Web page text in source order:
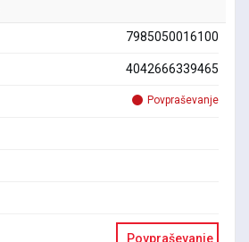
7985050016100
4042666339465
Povpraševanje
Povpraševanje